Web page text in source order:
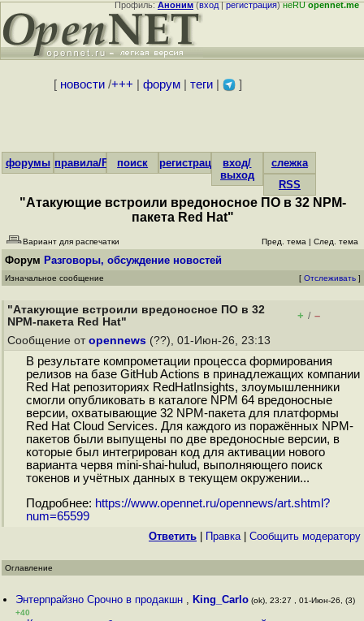
Профиль:Аноним(вход|регистрация)неRUopennet.me
[ новости/+++ форум| теги| ]
форумы правила/FAQпоиск регистрациявход/
выход
слежка
RSS
"Атакующие встроили вредоносное ПО в 32 NPM-
пакета Red Hat"
Вариант для распечатки Пред. тема | След. тема
Форум Разговоры, обсуждение новостей
Изначальное сообщение [ Отслеживать ]
"Атакующие встроили вредоносное ПО в 32
NPM-пакета Red Hat"
+ / –
Сообщение от opennews (??), 01-Июн-26, 23:13
В результате компрометации процесса формирования
релизов на базе GitHub Actions в принадлежащих компании
Red Hat репозиториях RedHatInsights, злоумышленники
смогли опубликовать в каталоге NPM 64 вредоносные
версии, охватывающие 32 NPM-пакета для платформы
Red Hat Cloud Services. Для каждого из поражённых NPM-
пакетов были выпущены по две вредоносные версии, в
которые был интегрирован код для активации нового
варианта червя mini-shai-hulud, выполняющего поиск
токенов и учётных данных в текущем окружении...
Подробнее: https://www.opennet.ru/opennews/art.shtml?
num=65599
Ответить Правка| Cообщить модератору
Оглавление
Энтерпрайзно Срочно в продакшн , King_Carlo (ok), 23:27 , 01-Июн-26, (3)
+40